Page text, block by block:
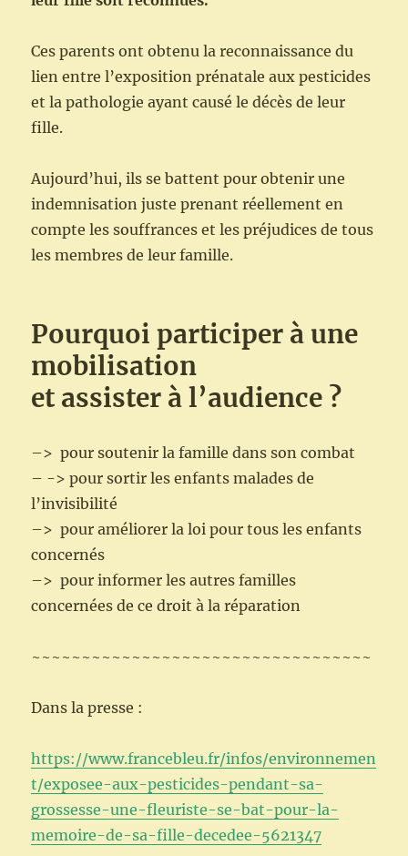
Ces parents ont obtenu la reconnaissance du
lien entre l’exposition prénatale aux pesticides
et la pathologie ayant causé le décès de leur
fille.
Aujourd’hui, ils se battent pour obtenir une
indemnisation juste prenant réellement en
compte les souffrances et les préjudices de tous
les membres de leur famille.
Pourquoi participer à une
mobilisation
et assister à l’audience ?
–> pour soutenir la famille dans son combat
– -> pour sortir les enfants malades de
l’invisibilité
–> pour améliorer la loi pour tous les enfants
concernés
–> pour informer les autres familles
concernées de ce droit à la réparation
~~~~~~~~~~~~~~~~~~~~~~~~~~~~~~~~~~
Dans la presse :
https://www.francebleu.fr/infos/environnemen
t/exposee-aux-pesticides-pendant-sa-
grossesse-une-fleuriste-se-bat-pour-la-
memoire-de-sa-fille-decedee-5621347